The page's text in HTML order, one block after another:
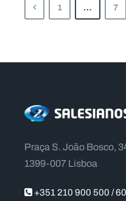
1 … 7
Praça S. João Bosco,
1399-007 Lisboa
+351 210 900 500 /